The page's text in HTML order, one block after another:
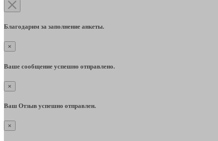
Благодарим за заполнение анкеты.
×
Ваше сообщение успешно отправлено.
×
Ваш Отзыв успешно отправлен.
×